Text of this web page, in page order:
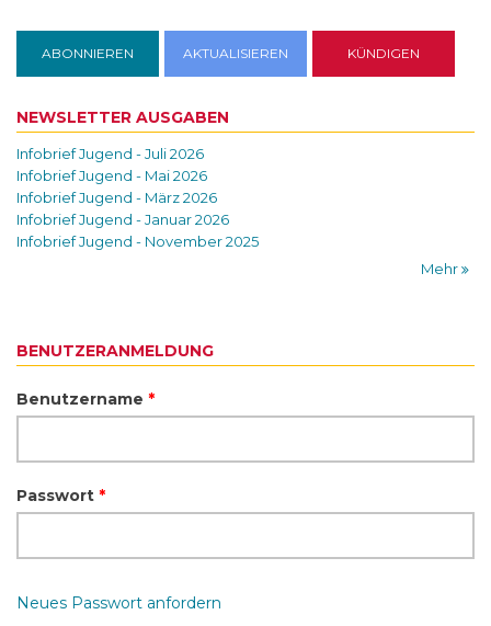
NEWSLETTER AUSGABEN
Infobrief Jugend - Juli 2026
Infobrief Jugend - Mai 2026
Infobrief Jugend - März 2026
Infobrief Jugend - Januar 2026
Infobrief Jugend - November 2025
Mehr
BENUTZERANMELDUNG
Benutzername *
Passwort *
Neues Passwort anfordern